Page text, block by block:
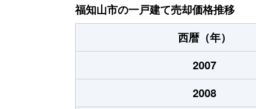
字小牧
43万円
篠尾新町
2,900万円
字正明寺
1,800万円
字正明寺
250万円
福知山市の一戸建て売却価格推移
西暦（年）
2007
2008